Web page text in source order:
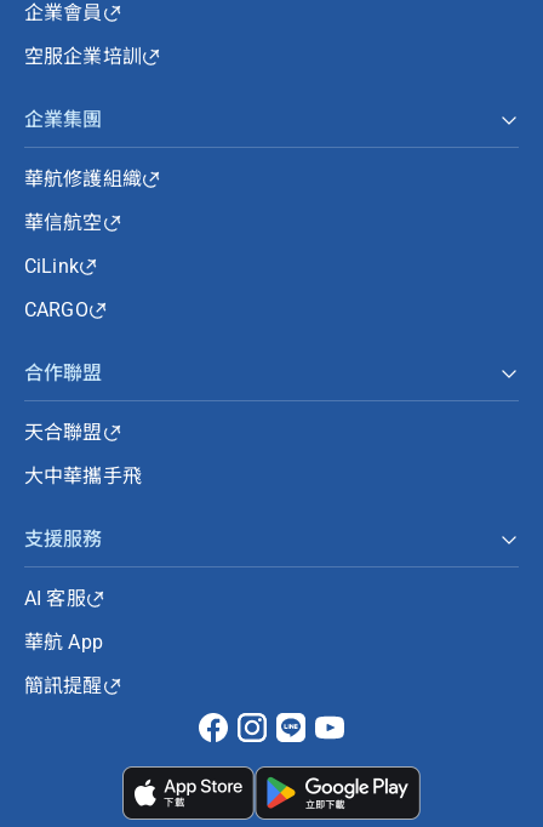
企業會員
空服企業培訓
企業集團
華航修護組織
華信航空
CiLink
CARGO
合作聯盟
天合聯盟
大中華攜手飛
支援服務
AI 客服
華航 App
簡訊提醒